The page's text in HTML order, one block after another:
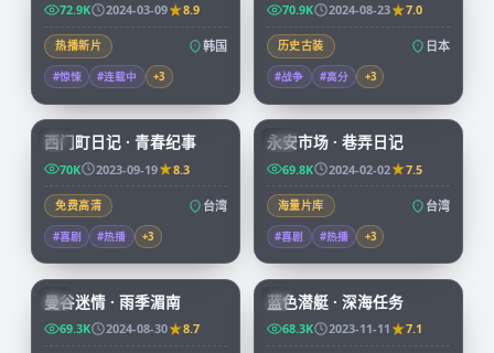
72.9K 2024-03-09 8.9
热播新片 韩国
#惊悚 #连载中 +3
70.9K 2024-08-23 7.0
历史古装 日本
#战争 #高分 +3
TW
西门町日记 · 青春纪事
70K 2023-09-19 8.3
免费高清 台湾
#喜剧 #热播 +3
TW
永安市场 · 巷弄日记
69.8K 2024-02-02 7.5
海量片库 台湾
#喜剧 #热播 +3
CN
99:03
曼谷迷情 · 雨季湄南
69.3K 2024-08-30 8.7
JP
45:53
蓝色潜艇 · 深海任务
68.3K 2023-11-11 7.1